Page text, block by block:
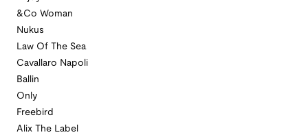
&Co Woman
Nukus
Law Of The Sea
Cavallaro Napoli
Ballin
Only
Freebird
Alix The Label